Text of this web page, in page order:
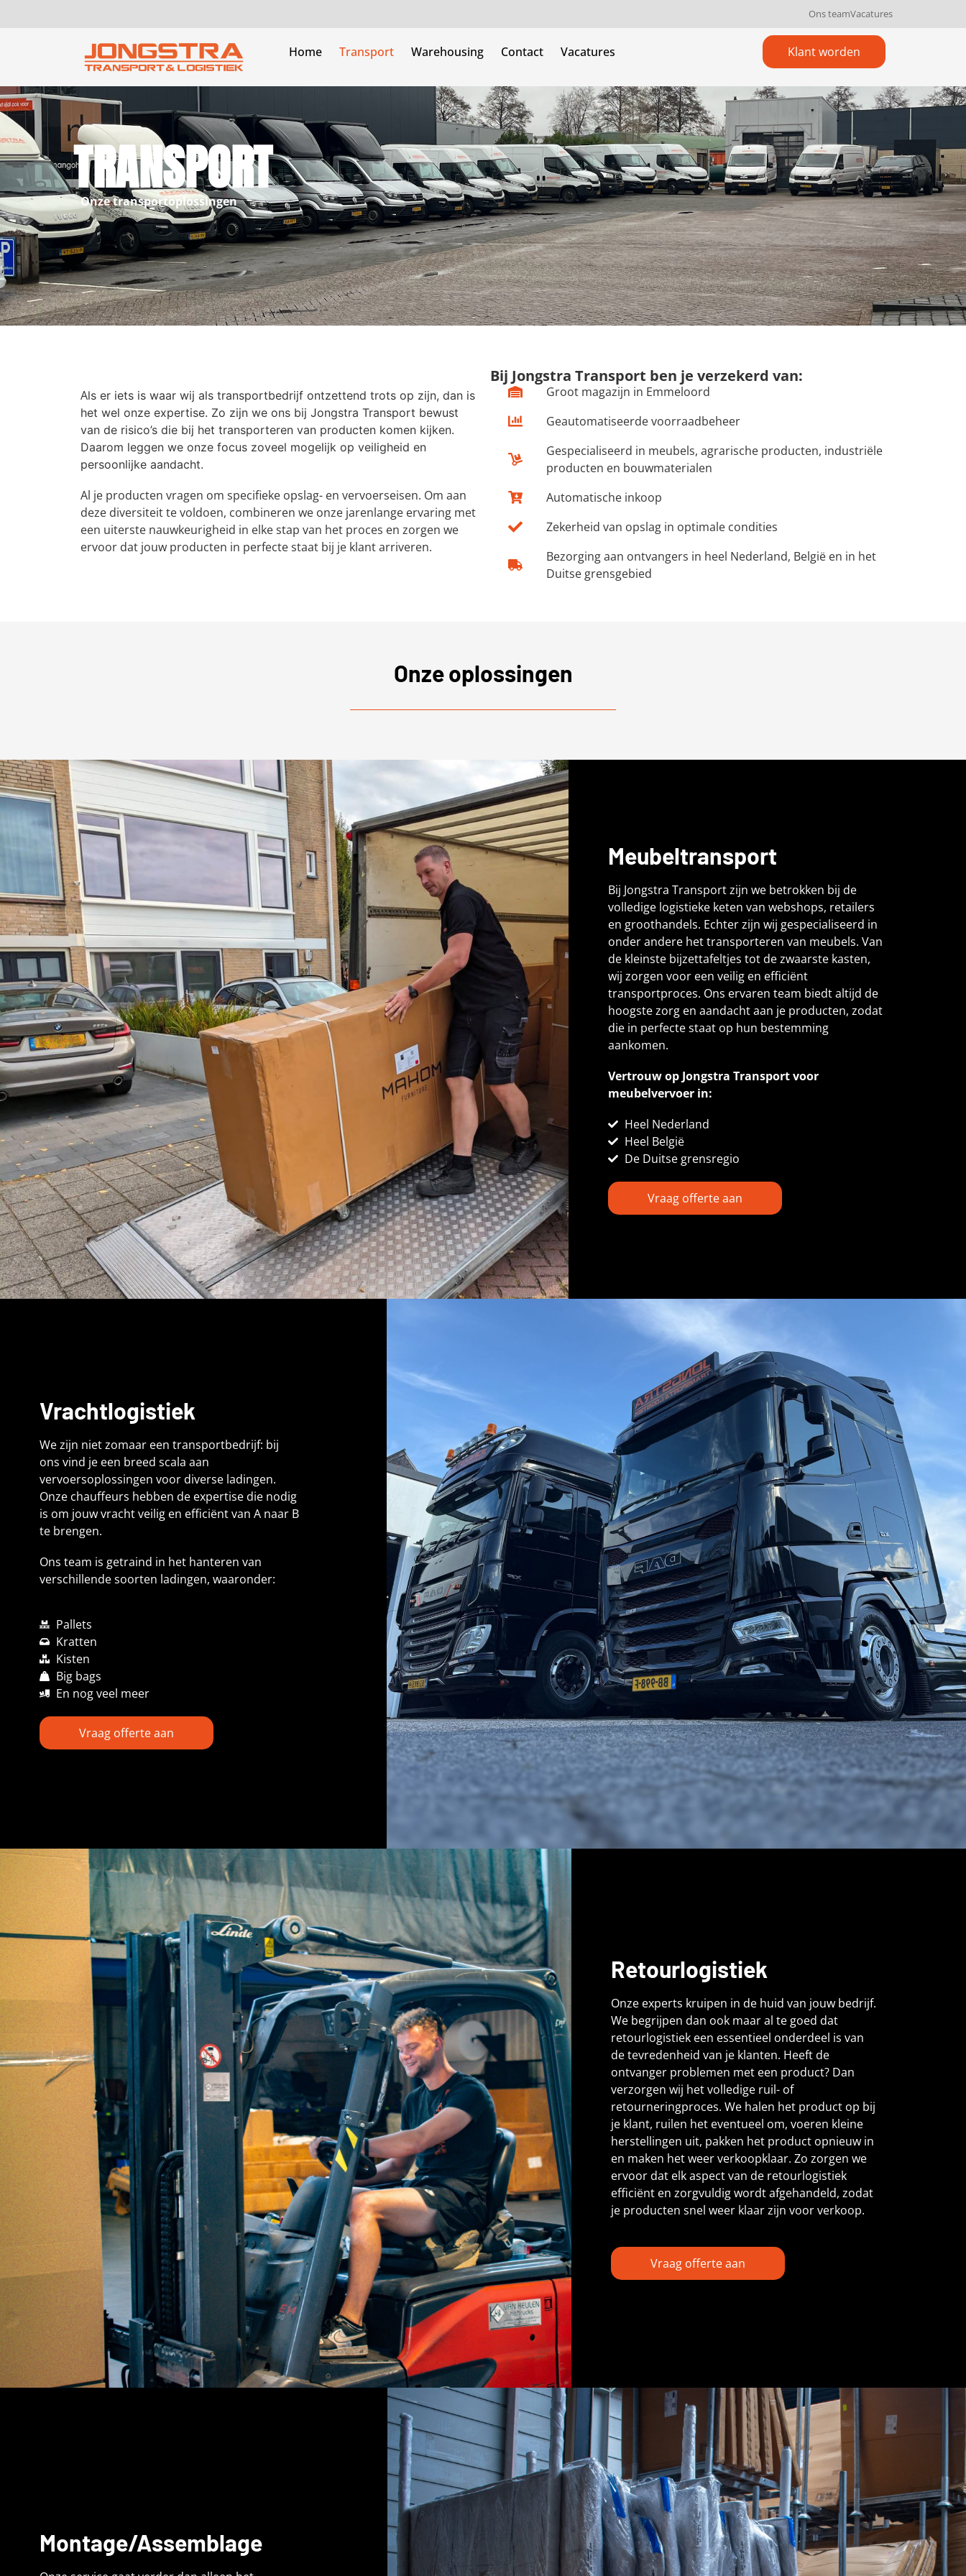
Ons teamVacatures
Home Transport Warehousing Contact Vacatures Klant worden
TRANSPORT
Onze transportoplossingen
Als er iets is waar wij als transportbedrijf ontzettend trots op zijn, dan is
het wel onze expertise. Zo zijn we ons bij Jongstra Transport bewust
van de risico’s die bij het transporteren van producten komen kijken.
Daarom leggen we onze focus zoveel mogelijk op veiligheid en
persoonlijke aandacht.
Al je producten vragen om specifieke opslag- en vervoerseisen. Om aan
deze diversiteit te voldoen, combineren we onze jarenlange ervaring met
een uiterste nauwkeurigheid in elke stap van het proces en zorgen we
ervoor dat jouw producten in perfecte staat bij je klant arriveren.
Bij Jongstra Transport ben je verzekerd van:
Groot magazijn in Emmeloord
Geautomatiseerde voorraadbeheer
Gespecialiseerd in meubels, agrarische producten, industriële
producten en bouwmaterialen
Automatische inkoop
Zekerheid van opslag in optimale condities
Bezorging aan ontvangers in heel Nederland, België en in het
Duitse grensgebied
Onze oplossingen
Meubeltransport
Bij Jongstra Transport zijn we betrokken bij de
volledige logistieke keten van webshops, retailers
en groothandels. Echter zijn wij gespecialiseerd in
onder andere het transporteren van meubels. Van
de kleinste bijzettafeltjes tot de zwaarste kasten,
wij zorgen voor een veilig en efficiënt
transportproces. Ons ervaren team biedt altijd de
hoogste zorg en aandacht aan je producten, zodat
die in perfecte staat op hun bestemming
aankomen.
Vertrouw op Jongstra Transport voor
meubelvervoer in:
Heel Nederland
Heel België
De Duitse grensregio
Vraag offerte aan
Vrachtlogistiek
We zijn niet zomaar een transportbedrijf: bij
ons vind je een breed scala aan
vervoersoplossingen voor diverse ladingen.
Onze chauffeurs hebben de expertise die nodig
is om jouw vracht veilig en efficiënt van A naar B
te brengen.
Ons team is getraind in het hanteren van
verschillende soorten ladingen, waaronder:
Pallets
Kratten
Kisten
Big bags
En nog veel meer
Vraag offerte aan
Retourlogistiek
Onze experts kruipen in de huid van jouw bedrijf.
We begrijpen dan ook maar al te goed dat
retourlogistiek een essentieel onderdeel is van
de tevredenheid van je klanten. Heeft de
ontvanger problemen met een product? Dan
verzorgen wij het volledige ruil- of
retourneringproces. We halen het product op bij
je klant, ruilen het eventueel om, voeren kleine
herstellingen uit, pakken het product opnieuw in
en maken het weer verkoopklaar. Zo zorgen we
ervoor dat elk aspect van de retourlogistiek
efficiënt en zorgvuldig wordt afgehandeld, zodat
je producten snel weer klaar zijn voor verkoop.
Vraag offerte aan
Montage/Assemblage